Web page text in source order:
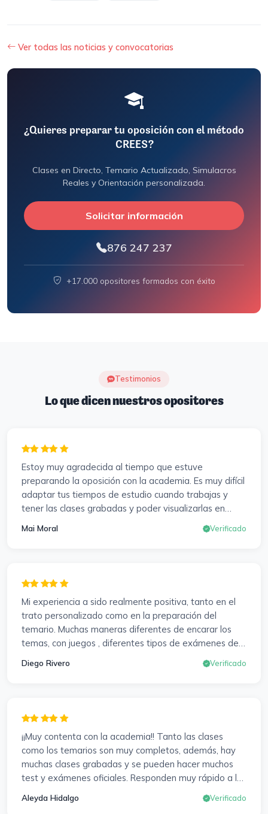
Ver todas las noticias y convocatorias
¿Quieres preparar tu oposición con el método
CREES?
Clases en Directo, Temario Actualizado, Simulacros
Reales y Orientación personalizada.
Solicitar información
876 247 237
+17.000 opositores formados con éxito
Testimonios
Lo que dicen nuestros opositores
Estoy muy agradecida al tiempo que estuve
preparando la oposición con la academia. Es muy difícil
adaptar tus tiempos de estudio cuando trabajas y
tener las clases grabadas y poder visualizarlas en
cualquier momento y las veces que sea necesario, se
agradece mucho. Sabemos que el trabajo de estudio
profesores accesibles, atentos y dispuestos para
resolver dudas, se agradece. Incluso se ofrecieron a
ayudarme a buscar impugnaciones de preguntas del
examen para subir nota. Gracias Vanesa y Pablo.
Mai Moral Verificado
Mi experiencia a sido realmente positiva, tanto en el
trato personalizado como en la preparación del
temario. Muchas maneras diferentes de encarar los
temas, con juegos , diferentes tipos de exámenes de
preparación y un temario muy al día. Una experiencia
muy positiva en todos los sentidos.
Diego Rivero Verificado
¡¡Muy contenta con la academia!! Tanto las clases
como los temarios son muy completos, además, hay
muchas clases grabadas y se pueden hacer muchos
test y exámenes oficiales. Responden muy rápido a los
correros y cada pocos días hay seminarios. Lo vuelvo a
decir, ¡¡Muy Contenta!!
Aleyda Hidalgo Verificado